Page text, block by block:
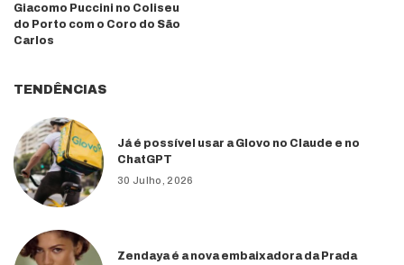
Giacomo Puccini no Coliseu
do Porto com o Coro do São
Carlos
TENDÊNCIAS
Já é possível usar a Glovo no Claude e no
ChatGPT
30 Julho, 2026
Zendaya é a nova embaixadora da Prada